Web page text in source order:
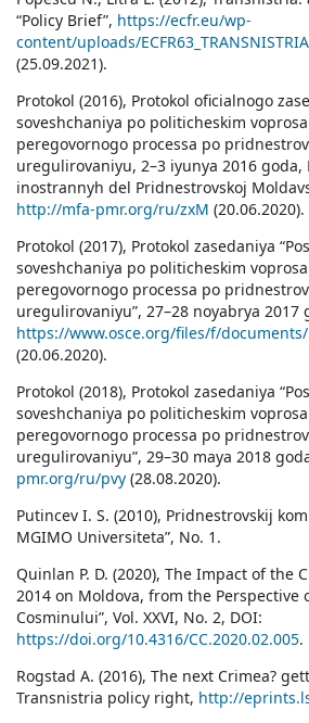
“Policy Brief”, https://ecfr.eu/wp-
content/uploads/
(25.09.2021).
Protokol (2016), Protokol oficialnogo
soveshchaniya po politicheskim
peregovornogo processa po
uregulirovaniyu, 2–3 iyunya 2016
inostrannyh del Pridnestrovskoj
http://mfa-pmr.org/ru/zxM (20.06.2020).
Protokol (2017), Protokol zasedaniya
soveshchaniya po politicheskim
peregovornogo processa po
uregulirovaniyu”, 27–28 noyabrya 2017
https://www.osce.org/files/f/
(20.06.2020).
Protokol (2018), Protokol zasedaniya
soveshchaniya po politicheskim
peregovornogo processa po
uregulirovaniyu”, 29–30 maya 2018
pmr.org/ru/pvy (28.08.2020).
Putincev I. S. (2010), Pridnestrovskij
MGIMO Universiteta”, No. 1.
Quinlan P. D. (2020), The Impact of the
2014 on Moldova, from the Perspective
Cosminului”, Vol. XXVI, No. 2, DOI:
https://doi.org/10.4316/CC.2020.02.005.
Rogstad A. (2016), The next Crimea?
Transnistria policy right, http://